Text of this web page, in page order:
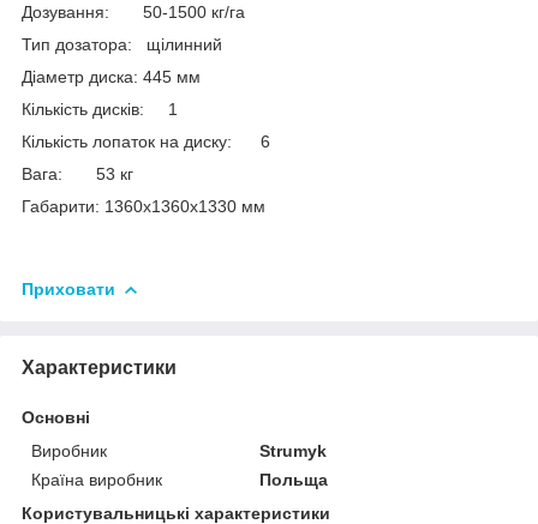
Дозування: 50-1500 кг/га
Тип дозатора: щілинний
Діаметр диска: 445 мм
Кількість дисків: 1
Кількість лопаток на диску: 6
Вага: 53 кг
Габарити: 1360х1360х1330 мм
Приховати
Характеристики
Основні
Виробник
Strumyk
Країна виробник
Польща
Користувальницькі характеристики